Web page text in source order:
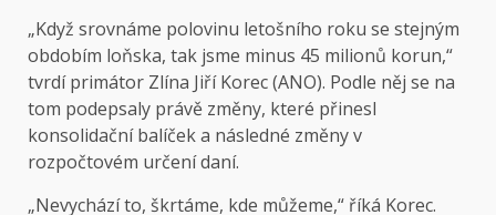
„Když srovnáme polovinu letošního roku se stejným
obdobím loňska, tak jsme minus 45 milionů korun,“
tvrdí primátor Zlína Jiří Korec (ANO). Podle něj se na
tom podepsaly právě změny, které přinesl
konsolidační balíček a následné změny v
rozpočtovém určení daní.
„Nevychází to, škrtáme, kde můžeme,“ říká Korec.